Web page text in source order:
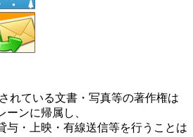
れている文書・写真等の著作権は
ンに帰属し、
与・上映・有線送信等を行うことは